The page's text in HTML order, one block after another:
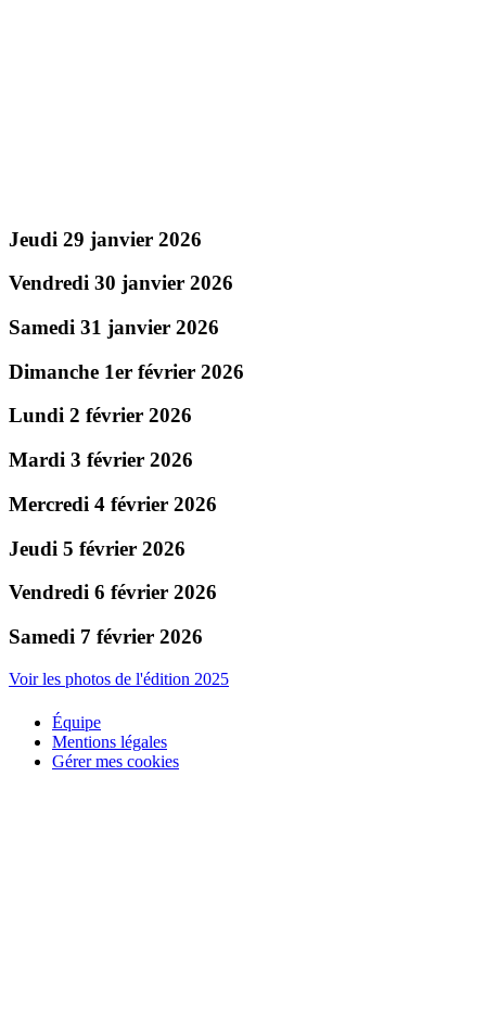
Jeudi 29 janvier 2026
Vendredi 30 janvier 2026
Samedi 31 janvier 2026
Dimanche 1er février 2026
Lundi 2 février 2026
Mardi 3 février 2026
Mercredi 4 février 2026
Jeudi 5 février 2026
Vendredi 6 février 2026
Samedi 7 février 2026
Voir les photos de l'édition 2025
Équipe
Mentions légales
Gérer mes cookies